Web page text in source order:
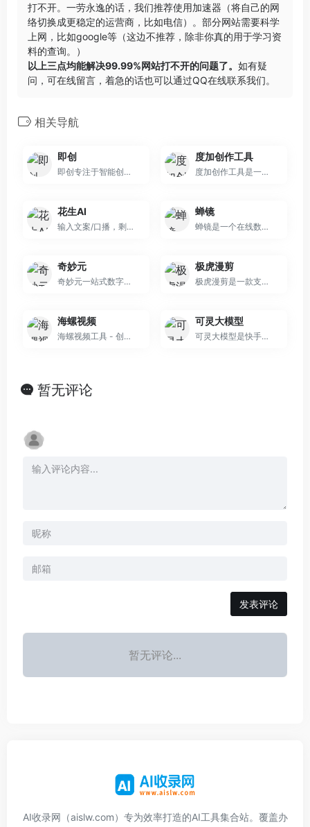
打不开。一劳永逸的话，我们推荐使用加速器（将自己的网
络切换成更稳定的运营商，比如电信）。部分网站需要科学
上网，比如google等（这边不推荐，除非你真的用于学习资
料的查询。）
以上三点均能解决99.99%网站打不开的问题了。 如有疑
问，可在线留言，着急的话也可以通过QQ在线联系我们。
相关导航
即创
即创专注于智能创意生产与管理分析，同时兼容开放生态，提供视频创作、图文生成、直播工具等多种场景服务，帮助客户解锁创意生产力、携手服务商激发创新，撬动多元供给，助力商业化经营。
度加创作工具
度加创作工具是一个百度出品的、人人可用的AIGC创作平台。度加致力于通过AI能力降低内容生成门槛，提升创作效率，一站式聚合百度AIGC能力，引领跨时代的内容生产方式。度加的主要功能包括AI成片（图文成片/文字成片）、AI数字人等。自2022年3月百家号开放内测以来，一年时间共计超过45万+百度创作者
花生AI
输入文案/口播，剩下的交给花生。自动找素材、剪素材，还能做视频播客，超好用的AI剪辑工具解放每一个创作者。
蝉镜
蝉镜是一个在线数字人视频创作平台，它利用AI简化视频创作的过程，提供AI数字人播报、AI数字人短视频制作、AI数字人分身定制等服务，100+精品数字人形象库任您选择。
奇妙元
奇妙元一站式数字人视频制作和直播平台，打通从“AI写作”、“AI绘画”、“AI配音”到“数字人视频制作”内容创作全流程；已为等数百家行业客户提供数字形象定制服务，提供包括“一张照片驱动”，“2.5D真人克隆”，“3D定制及IP活化”等多种数字形象克隆方案；告别真人录制，使用一站式数字形象编辑器，轻松
极虎漫剪
极虎漫剪是一款支持小说转漫画视频的AI小说漫画推文工具，它能够将小说文本内容快速转换成高质量的漫画视频，极大地提高了推文视频制作的效率。这款工具不仅适用于专业的视频制作人员，也适合那些没有视频编辑经验的用户。通过极虎漫剪，用户可以轻松地将小说、文章甚至是简单的推文转化为吸引人的视频内容，从而在社交媒
海螺视频
海螺视频工具 - 创新的AI视频生成器和提示词工具，可以将您的想法转化为精美的AI视频。只需一段文字，即可借助尖端的AI技术，在短时间内创作出引人入胜的视觉作品。现在就用海螺视频释放您的创造力吧。
可灵大模型
可灵大模型是快手推出的一款基于人工智能的AI视频生成模型，它采用了与Sora相似的技术路线，并结合了快手的自研技术。这款模型的最大亮点在于其能够生成长达2分钟、30fps、1080p分辨率的视频，并支持多种宽高比。它的技术特点包括运动模拟、物理规律遵循、交互模拟等，这些都是通过先进的模型设计、隐空间
暂无评论
发表评论
暂无评论...
AI收录网（aislw.com）专为效率打造的AI工具集合站。覆盖办